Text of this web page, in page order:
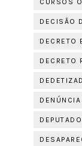
CURSOS
DECISÃO
DECRETO
DECRETO
DENÚNCIA